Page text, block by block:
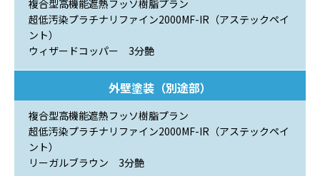
複合型高機能遮熱フッソ樹脂プラン
超低汚染プラチナリファイン2000MF-IR（アステックペイ
ント）
ウィザードコッパー 3分艶
外壁塗装（別途部）
複合型高機能遮熱フッソ樹脂プラン
超低汚染プラチナリファイン2000MF-IR（アステックペイ
ント）
リーガルブラウン 3分艶